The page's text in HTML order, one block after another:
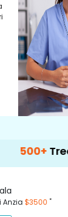
Treatment
Anzia $3500 *